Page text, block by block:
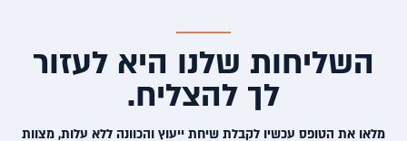
השליחות שלנו היא לעזור
לך להצליח.
מלאו את הטופס עכשיו לקבלת שיחת ייעוץ והכוונה ללא עלות, מצוות